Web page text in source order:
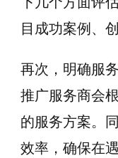
目成功案例、
再次，明确服
推广服务商会
的服务方案。
效率，确保在